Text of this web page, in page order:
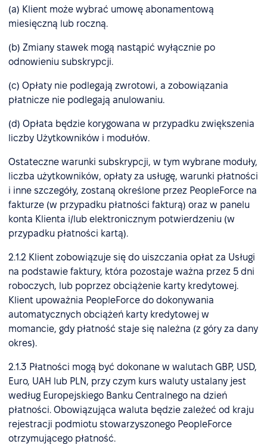
(a) Klient może wybrać umowę abonamentową
miesięczną lub roczną.
(b) Zmiany stawek mogą nastąpić wyłącznie po
odnowieniu subskrypcji.
(c) Opłaty nie podlegają zwrotowi, a zobowiązania
płatnicze nie podlegają anulowaniu.
(d) Opłata będzie korygowana w przypadku zwiększenia
liczby Użytkowników i modułów.
Ostateczne warunki subskrypcji, w tym wybrane moduły,
liczba użytkowników, opłaty za usługę, warunki płatności
i inne szczegóły, zostaną określone przez PeopleForce na
fakturze (w przypadku płatności fakturą) oraz w panelu
konta Klienta i/lub elektronicznym potwierdzeniu (w
przypadku płatności kartą).
2.1.2 Klient zobowiązuje się do uiszczania opłat za Usługi
na podstawie faktury, która pozostaje ważna przez 5 dni
roboczych, lub poprzez obciążenie karty kredytowej.
Klient upoważnia PeopleForce do dokonywania
automatycznych obciążeń karty kredytowej w
momancie, gdy płatność staje się należna (z góry za dany
okres).
2.1.3 Płatności mogą być dokonane w walutach GBP, USD,
Euro, UAH lub PLN, przy czym kurs waluty ustalany jest
według Europejskiego Banku Centralnego na dzień
płatności. Obowiązująca waluta będzie zależeć od kraju
rejestracji podmiotu stowarzyszonego PeopleForce
otrzymującego płatność.